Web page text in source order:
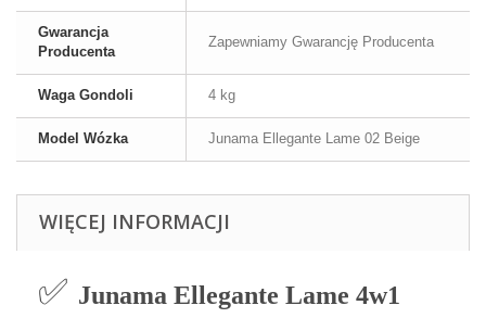
Gwarancja
Producenta
Zapewniamy Gwarancję Producenta
Waga Gondoli 4 kg
Model Wózka Junama Ellegante Lame 02 Beige
WIĘCEJ INFORMACJI
✅ Junama Ellegante Lame 4w1